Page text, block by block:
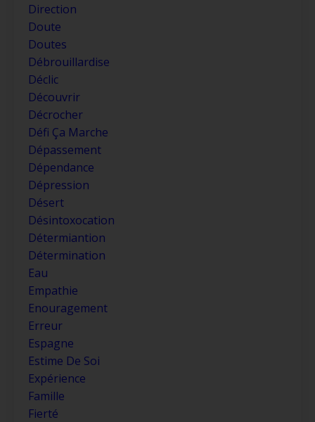
Direction
Doute
Doutes
Débrouillardise
Déclic
Découvrir
Décrocher
Défi Ça Marche
Dépassement
Dépendance
Dépression
Désert
Désintoxocation
Détermiantion
Détermination
Eau
Empathie
Enouragement
Erreur
Espagne
Estime De Soi
Expérience
Famille
Fierté